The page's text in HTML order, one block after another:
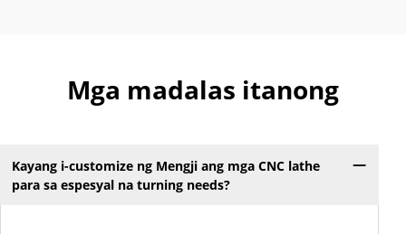
Mga madalas itanong
Kayang i-customize ng Mengji ang mga CNC lathe
para sa espesyal na turning needs?